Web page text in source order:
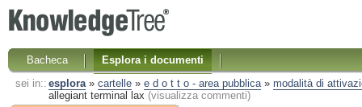
Bacheca
Esplora i documenti
sei in:: esplora» cartelle» e d o t t o - area pubblica» modalità di
allegiant terminal lax (visualizza commenti)